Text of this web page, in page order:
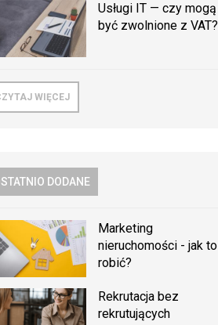
Usługi IT — czy mogą
być zwolnione z VAT?
WIĘCEJ
DODANE
Marketing
nieruchomości - jak to
robić?
Rekrutacja bez
rekrutujących